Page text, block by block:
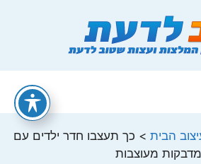
הבית > כך תעצבו חדר ילדים עם
מדבקות מעוצבות